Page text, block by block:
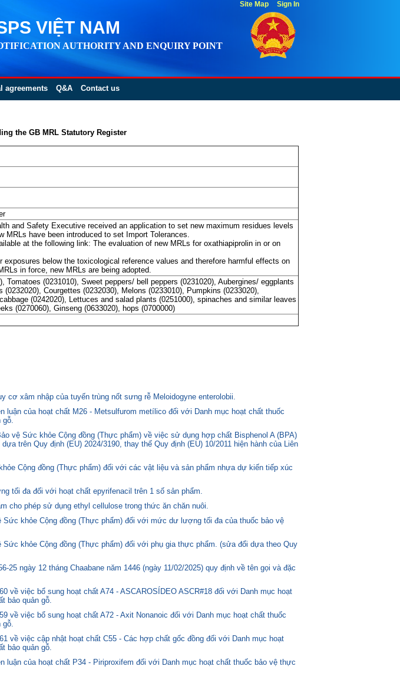
VIỆT NAM
AUTHORITY AND ENQUIRY POINT
agreements Q&A Contact us
the GB MRL Statutory Register
and Safety Executive received an application to set new maximum residues levels
have been introduced to set Import Tolerances.
at the following link: The evaluation of new MRLs for oxathiapiprolin in or on
below the toxicological reference values and therefore harmful effects on
in force, new MRLs are being adopted.
(0231010), Sweet peppers/ bell peppers (0231020), Aubergines/ eggplants
Courgettes (0232030), Melons (0233010), Pumpkins (0233020),
(0242020), Lettuces and salad plants (0251000), spinaches and similar leaves
(0270060), Ginseng (0633020), hops (0700000)
cơ xâm nhập của tuyến trùng nốt sưng rễ Meloidogyne enterolobii.
của hoạt chất M26 - Metsulfurom metílico đối với Danh mục hoạt chất thuốc
gỗ.
vệ Sức khỏe Cộng đồng (Thực phẩm) về việc sử dụng hợp chất Bisphenol A (BPA)
trên Quy định (EU) 2024/3190, thay thế Quy định (EU) 10/2011 hiện hành của Liên
Cộng đồng (Thực phẩm) đối với các vật liệu và sản phẩm nhựa dự kiến tiếp xúc
tối đa đối với hoạt chất epyrifenacil trên 1 số sản phẩm.
cho phép sử dụng ethyl cellulose trong thức ăn chăn nuôi.
khỏe Cộng đồng (Thực phẩm) đối với mức dư lượng tối đa của thuốc bảo vệ
khỏe Cộng đồng (Thực phẩm) đối với phụ gia thực phẩm. (sửa đổi dựa theo Quy
ngày 12 tháng Chaabane năm 1446 (ngày 11/02/2025) quy định về tên gọi và đặc
về việc bổ sung hoạt chất A74 - ASCAROSÍDEO ASCR#18 đối với Danh mục hoạt
bảo quản gỗ.
về việc bổ sung hoạt chất A72 - Axit Nonanoic đối với Danh mục hoạt chất thuốc
gỗ.
về việc cập nhật hoạt chất C55 - Các hợp chất gốc đồng đối với Danh mục hoạt
bảo quản gỗ.
của hoạt chất P34 - Piriproxifem đối với Danh mục hoạt chất thuốc bảo vệ thực
Site Map Sign In